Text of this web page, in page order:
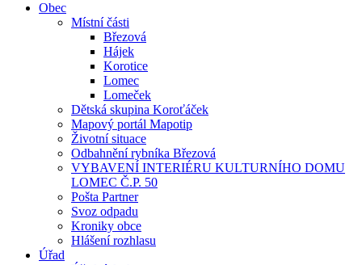
Obec
Místní části
Březová
Hájek
Korotice
Lomec
Lomeček
Dětská skupina Koroťáček
Mapový portál Mapotip
Životní situace
Odbahnění rybníka Březová
VYBAVENÍ INTERIÉRU KULTURNÍHO DOMU
LOMEC Č.P. 50
Pošta Partner
Svoz odpadu
Kroniky obce
Hlášení rozhlasu
Úřad